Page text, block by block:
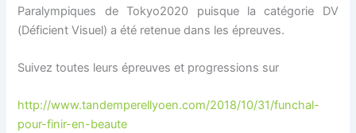
Paralympiques de Tokyo2020 puisque la catégorie DV
(Déficient Visuel) a été retenue dans les épreuves.
Suivez toutes leurs épreuves et progressions sur
http://www.tandemperellyoen.com/2018/10/31/funchal-
pour-finir-en-beaute